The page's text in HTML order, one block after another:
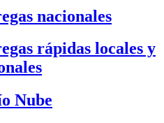
nacionales
rápidas locales y
Nube